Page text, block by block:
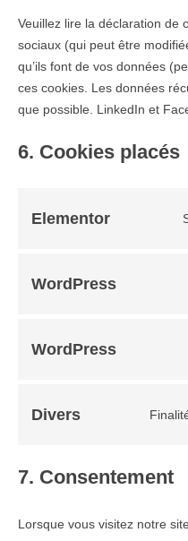
Veuillez lire la déclaration de
sociaux (qui peut être
qu’ils font de vos données
ces cookies. Les données
que possible. LinkedIn et
6. Cookies placés
Elementor
WordPress
WordPress
Divers
7. Consentement
Lorsque vous visitez notre